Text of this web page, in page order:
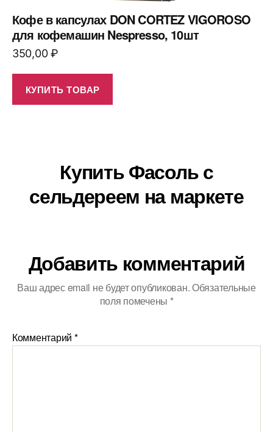
Кофе в капсулах DON CORTEZ VIGOROSO
для кофемашин Nespresso, 10шт
350,00₽
КУПИТЬ ТОВАР
Купить Фасоль с
сельдереем на маркете
Добавить комментарий
Ваш адрес email не будет опубликован.Обязательные
поля помечены *
Комментарий *